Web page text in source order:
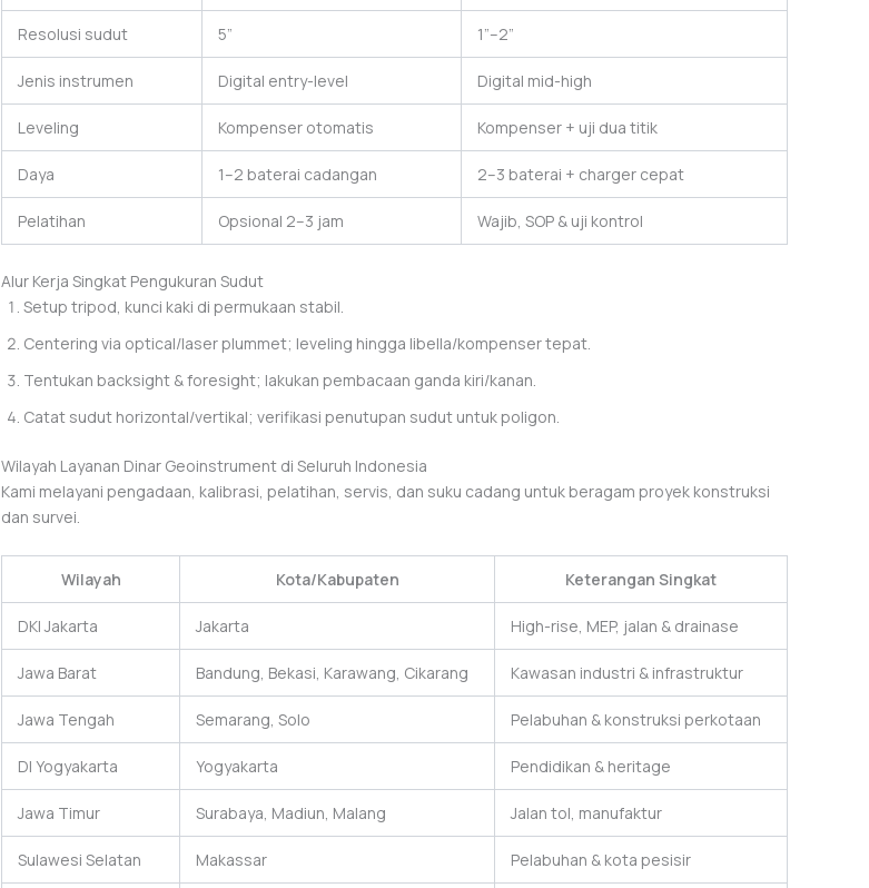
Resolusi sudut 5” 1”–2”
Jenis instrumen Digital entry-level Digital mid-high
Leveling Kompenser otomatis Kompenser + uji dua titik
Daya 1–2 baterai cadangan 2–3 baterai + charger cepat
Pelatihan Opsional 2–3 jam Wajib, SOP & uji kontrol
Alur Kerja Singkat Pengukuran Sudut
Setup tripod, kunci kaki di permukaan stabil.
Centering via optical/laser plummet; leveling hingga libella/kompenser tepat.
Tentukan backsight & foresight; lakukan pembacaan ganda kiri/kanan.
Catat sudut horizontal/vertikal; verifikasi penutupan sudut untuk poligon.
Wilayah Layanan Dinar Geoinstrument di Seluruh Indonesia
Kami melayani pengadaan, kalibrasi, pelatihan, servis, dan suku cadang untuk beragam proyek konstruksi
dan survei.
Wilayah Kota/Kabupaten Keterangan Singkat
DKI Jakarta Jakarta High-rise, MEP, jalan & drainase
Jawa Barat Bandung, Bekasi, Karawang, Cikarang Kawasan industri & infrastruktur
Jawa Tengah Semarang, Solo Pelabuhan & konstruksi perkotaan
DI Yogyakarta Yogyakarta Pendidikan & heritage
Jawa Timur Surabaya, Madiun, Malang Jalan tol, manufaktur
Sulawesi Selatan Makassar Pelabuhan & kota pesisir